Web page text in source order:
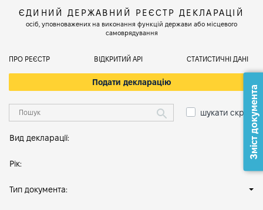
ЄДИНИЙ ДЕРЖАВНИЙ РЕЄСТР ДЕКЛАРАЦІЙ
осіб, уповноважених на виконання функцій держави або місцевого
самоврядування
ПРО РЕЄСТР ВІДКРИТИЙ АРІ СТАТИСТИЧНІ ДАНІ
Подати декларацію
шукати скрізь
Вид декларації:
Рік:
Тип документа:
Зміст документа